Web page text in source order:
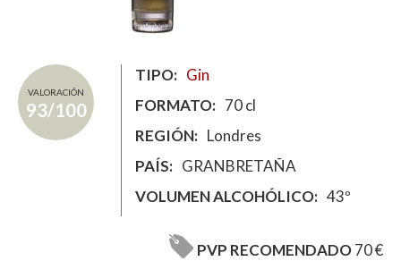
VALORACIÓN
93/100
TIPO
Gin
FORMATO
70 cl
REGIÓN
Londres
PAÍS
GRANBRETAÑA
VOLUMEN ALCOHÓLICO
43º
PVP RECOMENDADO70 €